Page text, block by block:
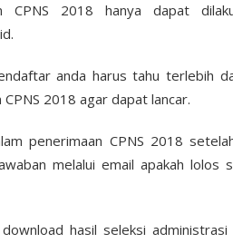
CPNS 2018 hanya dapat
anda harus tahu terlebih
2018 agar dapat lancar.
penerimaan CPNS 2018
melalui email apakah lolos
download hasil seleksi